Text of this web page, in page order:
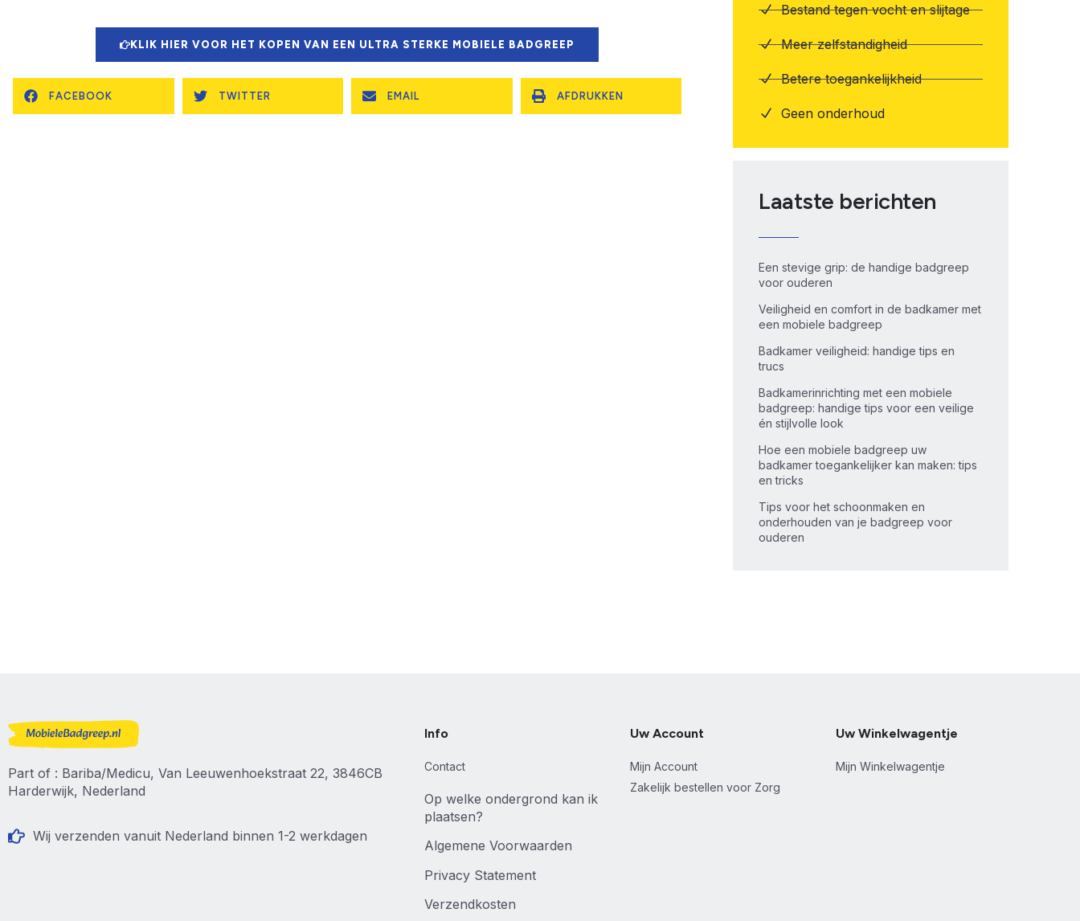
KLIK HIER VOOR HET KOPEN VAN EEN ULTRA STERKE MOBIELE BADGREEP
FACEBOOK TWITTER EMAIL AFDRUKKEN
Bestand tegen vocht en slijtage
Meer zelfstandigheid
Betere toegankelijkheid
Geen onderhoud
Laatste berichten
Een stevige grip: de handige badgreep
voor ouderen
Veiligheid en comfort in de badkamer met
een mobiele badgreep
Badkamer veiligheid: handige tips en
trucs
Badkamerinrichting met een mobiele
badgreep: handige tips voor een veilige
én stijlvolle look
Hoe een mobiele badgreep uw
badkamer toegankelijker kan maken: tips
en tricks
Tips voor het schoonmaken en
onderhouden van je badgreep voor
ouderen
Part of : Bariba/Medicu, Van Leeuwenhoekstraat 22, 3846CB
Harderwijk, Nederland
Wij verzenden vanuit Nederland binnen 1-2 werkdagen
Info
Contact
Op welke ondergrond kan ik
plaatsen?
Algemene Voorwaarden
Privacy Statement
Verzendkosten
Uw Account
Mijn Account
Zakelijk bestellen voor Zorg
Uw Winkelwagentje
Mijn Winkelwagentje